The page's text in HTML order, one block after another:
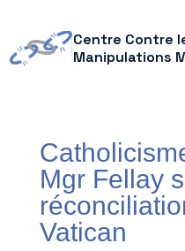
Centre Contre
Manipulations
Mgr Fellay
Vatican